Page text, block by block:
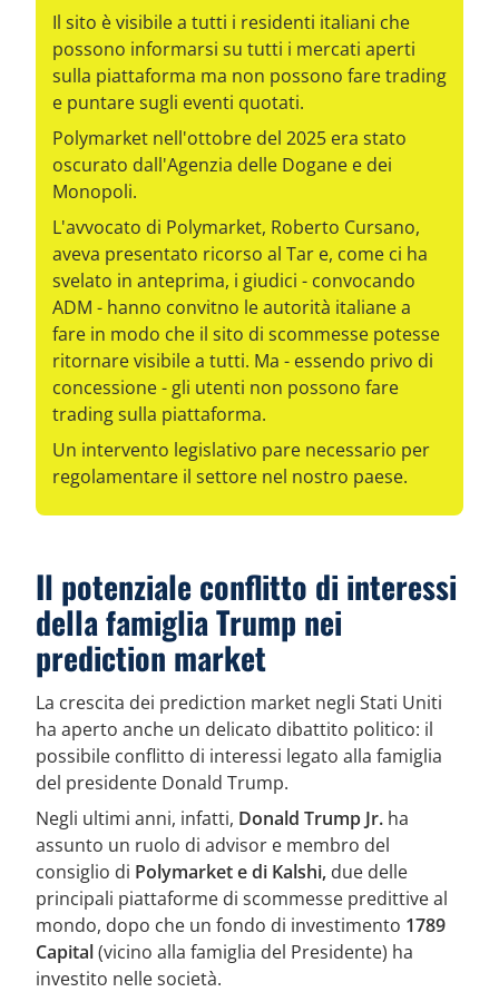
Il sito è visibile a tutti i residenti italiani che
possono informarsi su tutti i mercati aperti
sulla piattaforma ma non possono fare trading
e puntare sugli eventi quotati.
Polymarket nell'ottobre del 2025 era stato
oscurato dall'Agenzia delle Dogane e dei
Monopoli.
L'avvocato di Polymarket, Roberto Cursano,
aveva presentato ricorso al Tar e, come ci ha
svelato in anteprima, i giudici - convocando
ADM - hanno convitno le autorità italiane a
fare in modo che il sito di scommesse potesse
ritornare visibile a tutti. Ma - essendo privo di
concessione - gli utenti non possono fare
trading sulla piattaforma.
Un intervento legislativo pare necessario per
regolamentare il settore nel nostro paese.
Il potenziale conflitto di interessi
della famiglia Trump nei
prediction market
La crescita dei prediction market negli Stati Uniti
ha aperto anche un delicato dibattito politico: il
possibile conflitto di interessi legato alla famiglia
del presidente Donald Trump.
Negli ultimi anni, infatti, Donald Trump Jr. ha
assunto un ruolo di advisor e membro del
consiglio di Polymarket e di Kalshi, due delle
principali piattaforme di scommesse predittive al
mondo, dopo che un fondo di investimento 1789
Capital(vicino alla famiglia del Presidente) ha
investito nelle società.